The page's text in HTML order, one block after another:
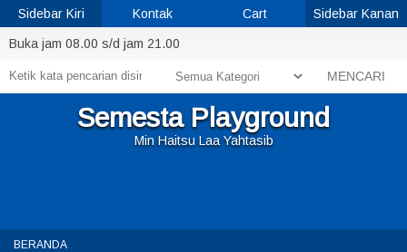
Buka jam 08.00 s/d jam 21.00
MENCARI
Semesta Playground
Min Haitsu Laa Yahtasib
BERANDA
Sidebar Kiri Kontak Cart Sidebar Kanan